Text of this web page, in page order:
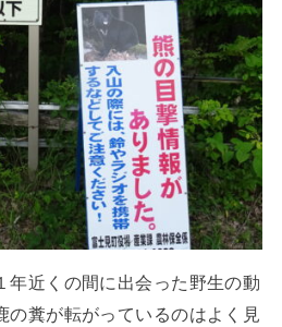
近くの間に出会った野生の動
の糞が転がっているのはよく見